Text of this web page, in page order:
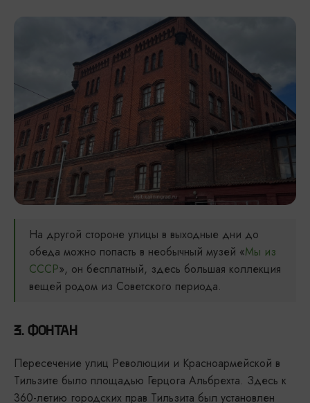
На другой стороне улицы в выходные дни до
обеда можно попасть в необычный музей «Мы из
СССР», он бесплатный, здесь большая коллекция
вещей родом из Советского периода.
3. ФОНТАН
Пересечение улиц Революции и Красноармейской в
Тильзите было площадью Герцога Альбрехта. Здесь к
360-летию городских прав Тильзита был установлен